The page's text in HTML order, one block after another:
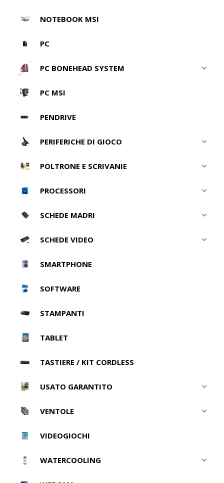
NOTEBOOK MSI
PC
PC BONEHEAD SYSTEM
PC MSI
PENDRIVE
PERIFERICHE DI GIOCO
POLTRONE E SCRIVANIE
PROCESSORI
SCHEDE MADRI
SCHEDE VIDEO
SMARTPHONE
SOFTWARE
STAMPANTI
TABLET
TASTIERE / KIT CORDLESS
USATO GARANTITO
VENTOLE
VIDEOGIOCHI
WATERCOOLING